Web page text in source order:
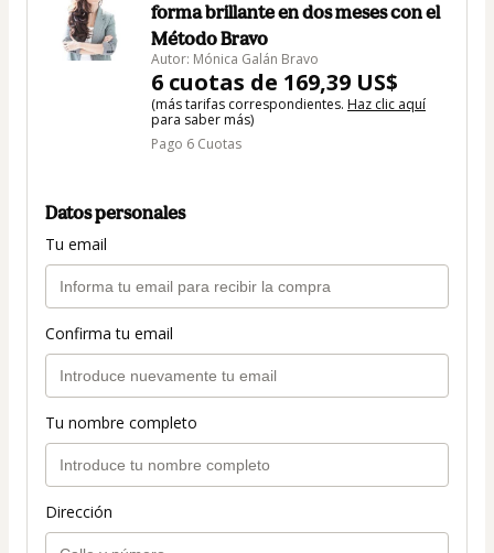
forma brillante en dos meses con el
Método Bravo
Autor: Mónica Galán Bravo
6 cuotas de 169,39 US$
(más tarifas correspondientes. Haz clic aquí
para saber más)
Pago 6 Cuotas
Datos personales
Tu email
Confirma tu email
Tu nombre completo
Dirección